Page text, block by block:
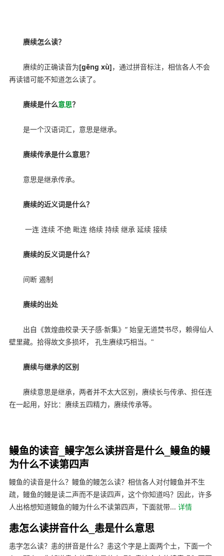
赓续怎么读？
赓续的正确读音为[gēng xù]，通过拼音标注，相信各人不会
再读错可能不知道怎么读了。
赓续是什么意思？
是一个汉语词汇，意思是继承。
赓续传承是什么意思？
意思是继承传承。
赓续的近义词是什么？
一连 连续 不绝 毗连 络续 持续 继承 延续 接续
赓续的反义词是什么？
间断 遏制
赓续的出处
出自《敦煌曲校录·天子感·新集》“ 始皇无道焚书尽，赖得仙人
壁里藏。拾得故文多损坏， 孔生赓续巧相当。"
赓续与继承的区别
赓续意思是继承，两者并不太大区别，赓续长与传承、担任连
在一起用，好比：赓续五四精力，赓续传承等。
鳗鱼的读音_鳗字怎么读拼音是什么_鳗鱼的鳗
为什么不读第四声
鳗鱼的读音是什么？鳗鱼的鳗怎么读？相信各人对付鳗鱼并不生
疏，鳗鱼的鳗是读二声而不是读四声，这个你知道吗？因此，许多
人出格想知道鳗鱼的鳗为什么不读第四声，下面就带... 详情
恚怎么读拼音什么_恚是什么意思
恚字怎么读？恚的拼音是什么？恚这个字是上面两个土，下面一个